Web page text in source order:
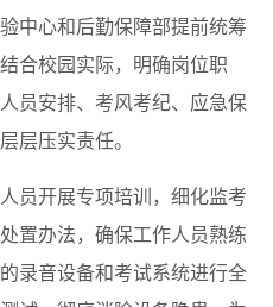
中心和后勤保障部提前统筹
合校园实际，明确岗位职
员安排、考风考纪、应急保
层压实责任。
员开展专项培训，细化监考
置办法，确保工作人员熟练
录音设备和考试系统进行全